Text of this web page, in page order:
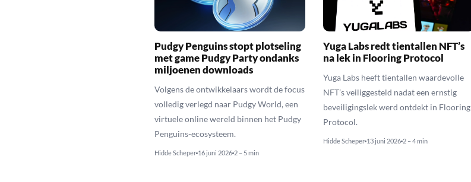
Pudgy Penguins stopt plotseling
met game Pudgy Party ondanks
miljoenen downloads
Volgens de ontwikkelaars wordt de focus
volledig verlegd naar Pudgy World, een
virtuele online wereld binnen het Pudgy
Penguins-ecosysteem.
Hidde Scheper 16 juni 2026 2 – 5 min
Yuga Labs redt tientallen NFT’s
na lek in Flooring Protocol
Yuga Labs heeft tientallen waardevolle
NFT’s veiliggesteld nadat een ernstig
beveiligingslek werd ontdekt in Flooring
Protocol.
Hidde Scheper 13 juni 2026 2 – 4 min